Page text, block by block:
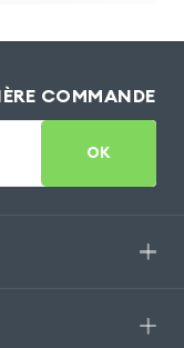
COMMANDE
OK